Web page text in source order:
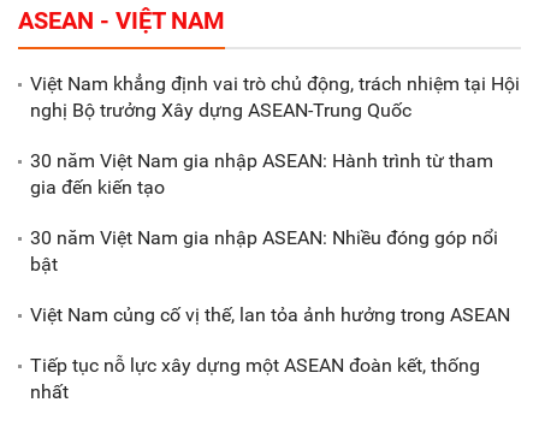
tháng đầu năm 2025 đạt trên
70.600 tỷ đồng
Xã Nam Đông Hưng: Gặp mặt,
biểu dương các doanh nghiệp,
Gắn sản xuất với phát triển văn
ASEAN - VIỆT NAM
Việt Nam khẳng định vai trò chủ động, trách nhiệm tại Hội
nghị Bộ trưởng Xây dựng ASEAN-Trung Quốc
30 năm Việt Nam gia nhập ASEAN: Hành trình từ tham
gia đến kiến tạo
30 năm Việt Nam gia nhập ASEAN: Nhiều đóng góp nổi
bật
Việt Nam củng cố vị thế, lan tỏa ảnh hưởng trong ASEAN
Tiếp tục nỗ lực xây dựng một ASEAN đoàn kết, thống
nhất